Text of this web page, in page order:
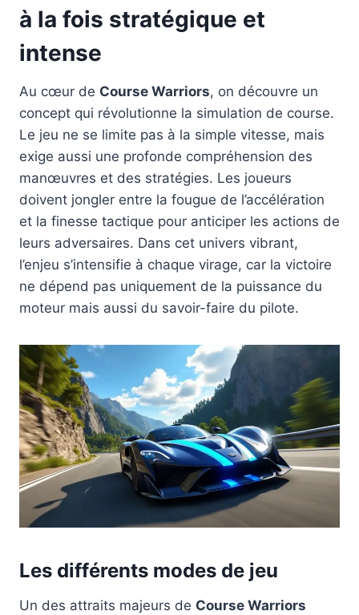
à la fois stratégique et
intense
Au cœur de Course Warriors, on découvre un
concept qui révolutionne la simulation de course.
Le jeu ne se limite pas à la simple vitesse, mais
exige aussi une profonde compréhension des
manœuvres et des stratégies. Les joueurs
doivent jongler entre la fougue de l’accélération
et la finesse tactique pour anticiper les actions de
leurs adversaires. Dans cet univers vibrant,
l’enjeu s’intensifie à chaque virage, car la victoire
ne dépend pas uniquement de la puissance du
moteur mais aussi du savoir-faire du pilote.
Les différents modes de jeu
Un des attraits majeurs de Course Warriors